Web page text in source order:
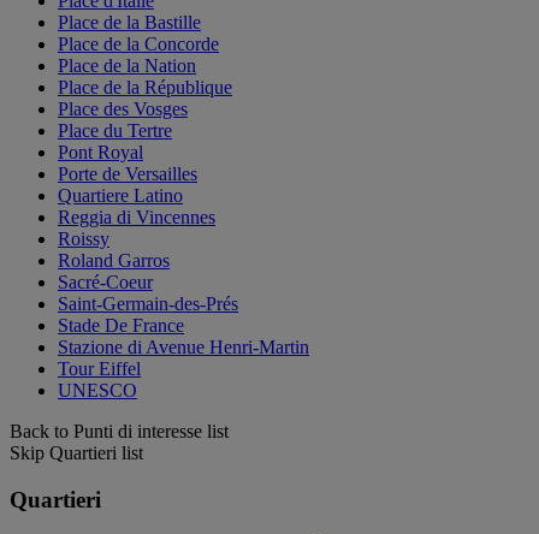
Place de la Bastille
Place de la Concorde
Place de la Nation
Place de la République
Place des Vosges
Place du Tertre
Pont Royal
Porte de Versailles
Quartiere Latino
Reggia di Vincennes
Roissy
Roland Garros
Sacré-Coeur
Saint-Germain-des-Prés
Stade De France
Stazione di Avenue Henri-Martin
Tour Eiffel
UNESCO
Back to Punti di interesse list
Skip Quartieri list
Quartieri